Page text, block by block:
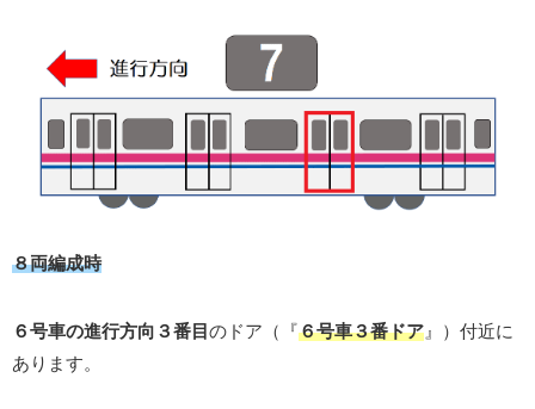
８両編成時
６号車の進行方向３番目 のドア（『６号車３番ドア 』）付近に
あります。